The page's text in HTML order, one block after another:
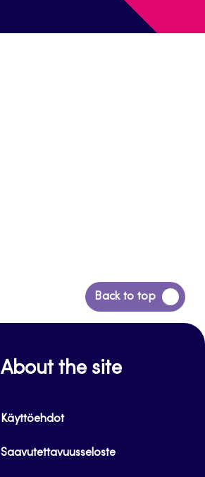
Back to top
Siirry
takaisin
About the site
Käyttöehdot
Saavutettavuusseloste